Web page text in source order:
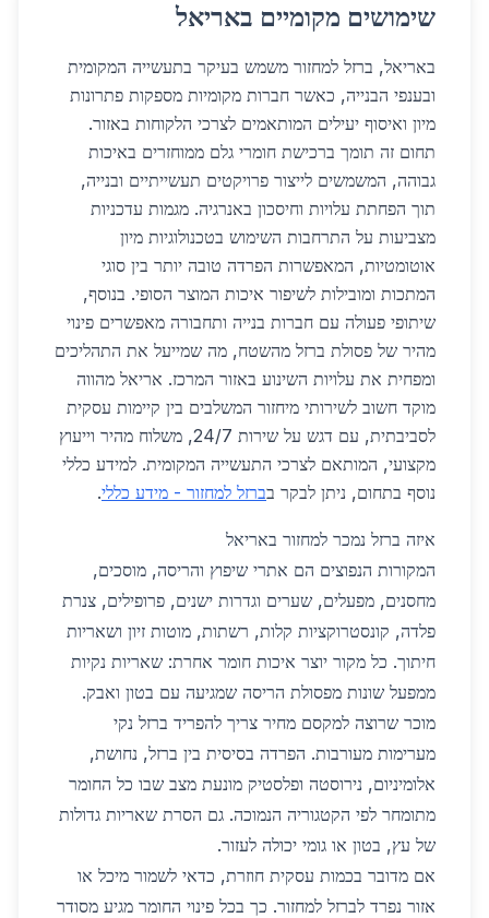
שימושים מקומיים באריאל
באריאל, ברזל למחזור משמש בעיקר בתעשייה המקומית
ובענפי הבנייה, כאשר חברות מקומיות מספקות פתרונות
מיון ואיסוף יעילים המותאמים לצרכי הלקוחות באזור.
תחום זה תומך ברכישת חומרי גלם ממוחזרים באיכות
גבוהה, המשמשים לייצור פרויקטים תעשייתיים ובנייה,
תוך הפחתת עלויות וחיסכון באנרגיה. מגמות עדכניות
מצביעות על התרחבות השימוש בטכנולוגיות מיון
אוטומטיות, המאפשרות הפרדה טובה יותר בין סוגי
המתכות ומובילות לשיפור איכות המוצר הסופי. בנוסף,
שיתופי פעולה עם חברות בנייה ותחבורה מאפשרים פינוי
מהיר של פסולת ברזל מהשטח, מה שמייעל את התהליכים
ומפחית את עלויות השינוע באזור המרכז. אריאל מהווה
מוקד חשוב לשירותי מיחזור המשלבים בין קיימות עסקית
לסביבתית, עם דגש על שירות 24/7, משלוח מהיר וייעוץ
מקצועי, המותאם לצרכי התעשייה המקומית. למידע כללי
נוסף בתחום, ניתן לבקר בברזל למחזור - מידע כללי.
איזה ברזל נמכר למחזור באריאל
המקורות הנפוצים הם אתרי שיפוץ והריסה, מוסכים,
מחסנים, מפעלים, שערים וגדרות ישנים, פרופילים, צנרת
פלדה, קונסטרוקציות קלות, רשתות, מוטות זיון ושאריות
חיתוך. כל מקור יוצר איכות חומר אחרת: שאריות נקיות
ממפעל שונות מפסולת הריסה שמגיעה עם בטון ואבק.
מוכר שרוצה למקסם מחיר צריך להפריד ברזל נקי
מערימות מעורבות. הפרדה בסיסית בין ברזל, נחושת,
אלומיניום, נירוסטה ופלסטיק מונעת מצב שבו כל החומר
מתומחר לפי הקטגוריה הנמוכה. גם הסרת שאריות גדולות
של עץ, בטון או גומי יכולה לעזור.
אם מדובר בכמות עסקית חוזרת, כדאי לשמור מיכל או
אזור נפרד לברזל למחזור. כך בכל פינוי החומר מגיע מסודר